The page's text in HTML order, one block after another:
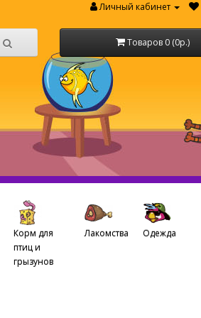
Личный кабинет
Товаров 0 (0р.)
Корм для
птиц и
грызунов
Лакомства Одежда